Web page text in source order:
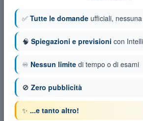
✅ Tutte le domande ufficiali,
🧠 Spiegazioni e previsioni con
♾️ Nessun limite di tempo o di esami
🚫 Zero pubblicità
✨ ...e tanto altro!